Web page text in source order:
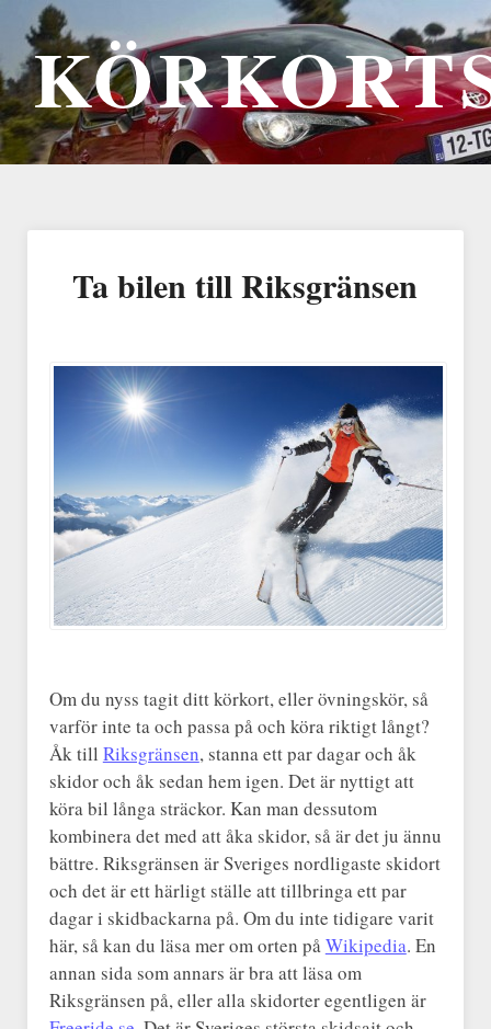
Ta bilen till Riksgränsen
Om du nyss tagit ditt körkort, eller övningskör, så
varför inte ta och passa på och köra riktigt långt?
Åk till Riksgränsen, stanna ett par dagar och åk
skidor och åk sedan hem igen. Det är nyttigt att
köra bil långa sträckor. Kan man dessutom
kombinera det med att åka skidor, så är det ju ännu
bättre. Riksgränsen är Sveriges nordligaste skidort
och det är ett härligt ställe att tillbringa ett par
dagar i skidbackarna på. Om du inte tidigare varit
här, så kan du läsa mer om orten påWikipedia. En
annan sida som annars är bra att läsa om
Riksgränsen på, eller alla skidorter egentligen är